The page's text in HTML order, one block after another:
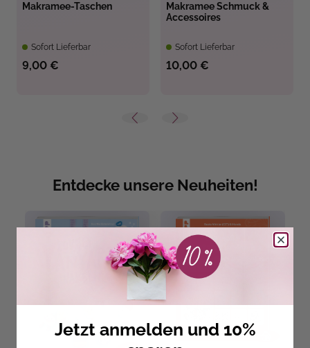
Makramee-Taschen
Sofort Lieferbar
9,00 €
Makramee Schmuck &
Accessoires
Sofort Lieferbar
10,00 €
Entdecke unsere Neuheiten!
Jetzt anmelden und 10%